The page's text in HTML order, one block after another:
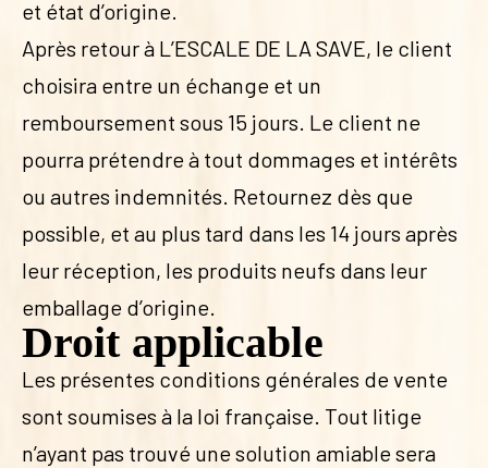
et état d’origine.
Après retour à L’ESCALE DE LA SAVE, le client
choisira entre un échange et un
remboursement sous 15 jours. Le client ne
pourra prétendre à tout dommages et intérêts
ou autres indemnités. Retournez dès que
possible, et au plus tard dans les 14 jours après
leur réception, les produits neufs dans leur
emballage d’origine.
Droit applicable
Les présentes conditions générales de vente
sont soumises à la loi française. Tout litige
n’ayant pas trouvé une solution amiable sera